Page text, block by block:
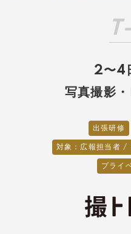
2〜4
写真撮影
出張研修
対象：広報担当者 /
プライ